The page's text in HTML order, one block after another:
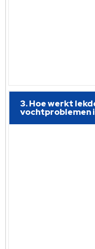
3. Hoe werkt
vochtproblemen